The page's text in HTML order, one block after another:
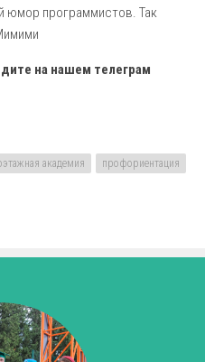
юмор программистов. Так
на нашем телеграм
академия
профориентация